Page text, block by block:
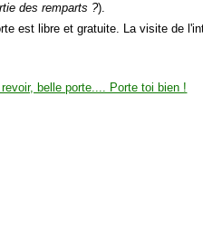
des remparts ?).
est libre et gratuite. La visite de